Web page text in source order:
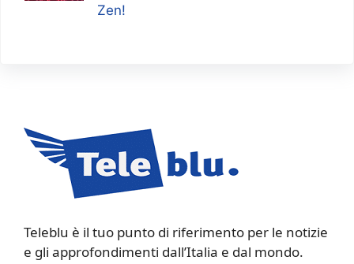
Zen!
Teleblu è il tuo punto di riferimento per le notizie
e gli approfondimenti dall’Italia e dal mondo.